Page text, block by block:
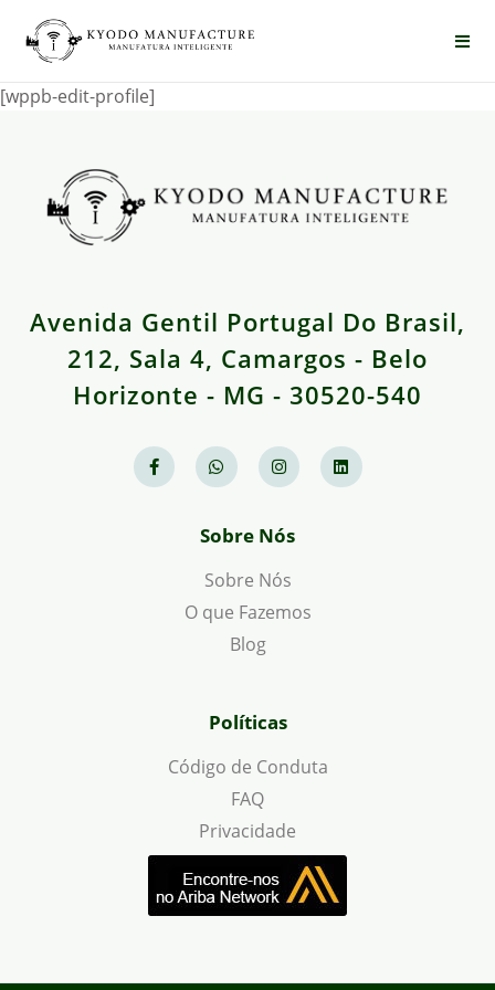
[wppb-edit-profile]
Avenida Gentil Portugal Do Brasil,
212, Sala 4, Camargos - Belo
Horizonte - MG - 30520-540
Sobre Nós
Sobre Nós
O que Fazemos
Blog
Políticas
Código de Conduta
FAQ
Privacidade